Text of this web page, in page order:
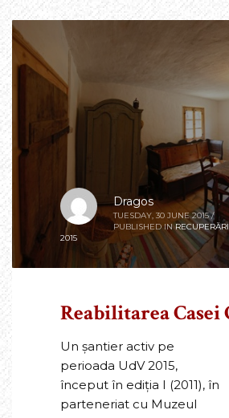
Dragos
TUESDAY, 30 JUNE 2015 /
PUBLISHED IN RECUPERĂRI
2015
Reabilitarea Casei
Un șantier activ pe
perioada UdV 2015,
început în ediția I (2011), în
parteneriat cu Muzeul